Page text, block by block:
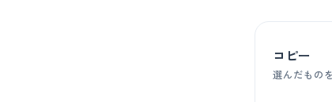
コピー
選んだもの